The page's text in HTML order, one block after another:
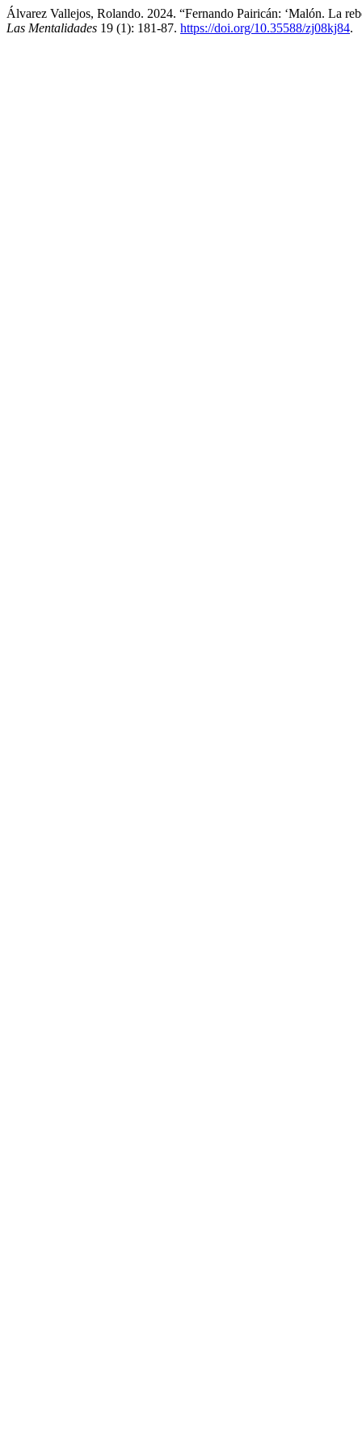
Álvarez Vallejos, Rolando. 2024. “Fernando Pairicán: ‘Malón. La
Las Mentalidades 19 (1): 181-87. https://doi.org/10.35588/zj08kj84.